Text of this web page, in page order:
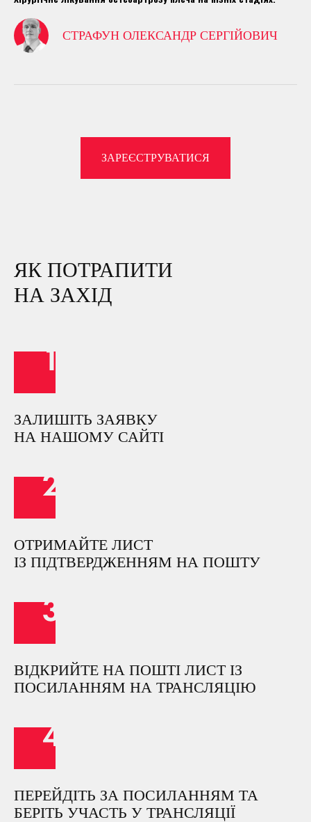
СТРАФУН ОЛЕКСАНДР СЕРГІЙОВИЧ
ЗАРЕЄСТРУВАТИСЯ
ЯК ПОТРАПИТИ
НА ЗАХІД
ЗАЛИШІТЬ ЗАЯВКУ
НА НАШОМУ САЙТІ
ОТРИМАЙТЕ ЛИСТ
ІЗ ПІДТВЕРДЖЕННЯМ НА ПОШТУ
ВІДКРИЙТЕ НА ПОШТІ ЛИСТ ІЗ
ПОСИЛАННЯМ НА ТРАНСЛЯЦІЮ
ПЕРЕЙДІТЬ ЗА ПОСИЛАННЯМ ТА
БЕРІТЬ УЧАСТЬ У ТРАНСЛЯЦІЇ